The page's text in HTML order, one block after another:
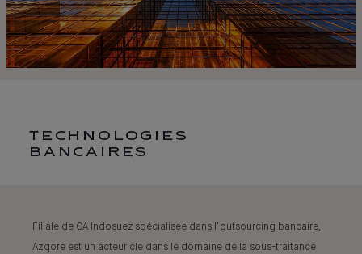
TECHNOLOGIES
BANCAIRES
Filiale de CA Indosuez spécialisée dans l’outsourcing bancaire,
Azqore est un acteur clé dans le domaine de la sous-traitance